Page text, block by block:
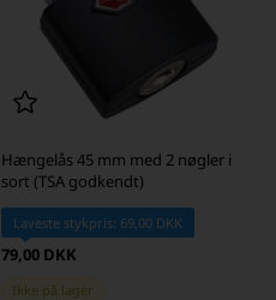
Hængelås 45 mm med 2 nøgler i
sort (TSA godkendt)
Laveste stykpris: 69,00 DKK
79,00 DKK
Ikke på lager